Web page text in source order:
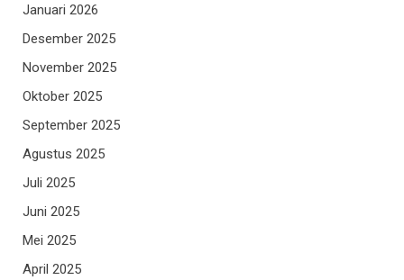
Januari 2026
Desember 2025
November 2025
Oktober 2025
September 2025
Agustus 2025
Juli 2025
Juni 2025
Mei 2025
April 2025